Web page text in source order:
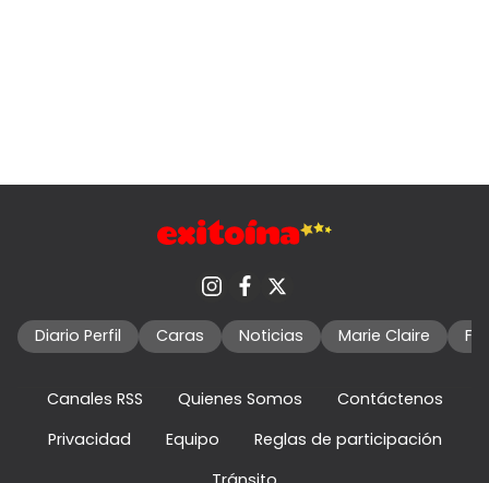
Diario Perfil Caras Noticias Marie Claire
Canales RSS Quienes Somos
Contáctenos
Privacidad
Equipo
Reglas de participación